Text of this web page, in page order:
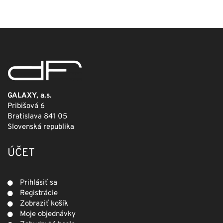
GALAXY, a.s.
Pribišová 6
Bratislava 841 05
Slovenská republika
ÚČET
Prihlásiť sa
Registrácie
Zobraziť košík
Moje objednávky